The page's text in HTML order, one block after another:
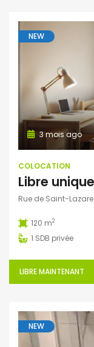
NEW
3 mois ago
COLOCATION
Libre
Rue de Saint-
120 m2
1 SDB privée
LIBRE MAINTENANT
NEW